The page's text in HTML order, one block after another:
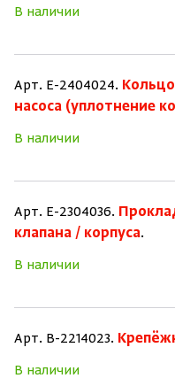
В наличии
Арт. E-2404024.
насоса (уплотнение
В наличии
Арт. E-2304036.
клапана / корпуса.
В наличии
Арт. B-2214023.
В наличии